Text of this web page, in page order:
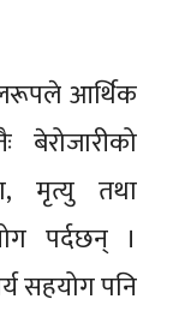
आर्थिक
मृत्यु तथा
पर्दछन् ।
सहयोग पनि